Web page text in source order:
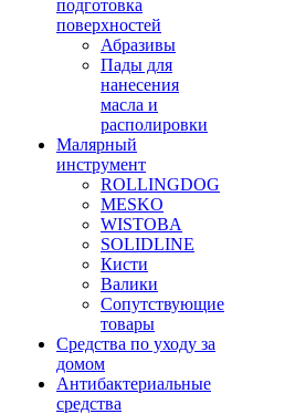
подготовка
поверхностей
Абразивы
Пады для
нанесения
масла и
располировки
Малярный
инструмент
ROLLINGDOG
MESKO
WISTOBA
SOLIDLINE
Кисти
Валики
Сопутствующие
товары
Средства по уходу за
домом
Антибактериальные
средства